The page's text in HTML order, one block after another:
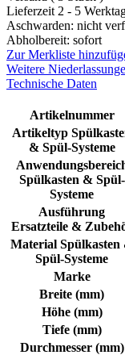
Lieferzeit 2 - 5
Aschwarden: nicht
Abholbereit: sofort
Zur Merkliste
Weitere
Technische Daten
Artikelnummer
Artikeltyp
& Spül-Systeme
Spülkasten & Spül-
Systeme
Ausführung
Ersatzteile &
Material Spülkasten
Spül-Systeme
Marke
Breite (mm)
Höhe (mm)
Tiefe (mm)
Durchmesser (mm)